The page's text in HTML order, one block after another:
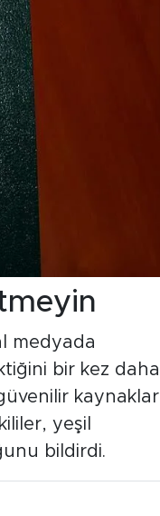
medyada
bir kez daha
kaynaklar
yeşil
bildirdi.